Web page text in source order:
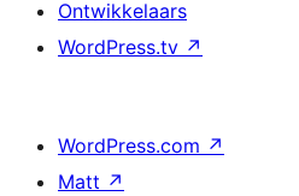
Ontwikkelaars
WordPress.tv ↗
WordPress.com ↗
Matt ↗